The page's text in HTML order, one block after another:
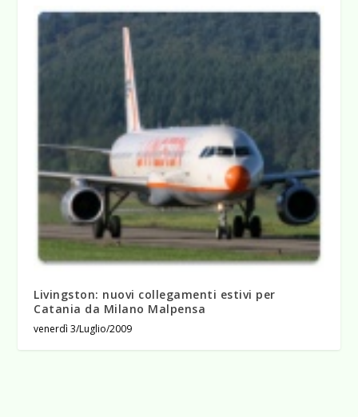
Livingston: nuovi collegamenti estivi per
Catania da Milano Malpensa
venerdì 3/Luglio/2009